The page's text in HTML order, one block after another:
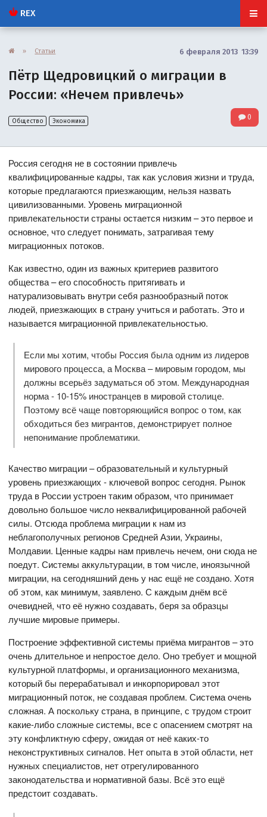
REX
» Статьи 6 февраля 2013 13:39
Пётр Щедровицкий о миграции в
России: «Нечем привлечь»
Общество Экономика 0
Россия сегодня не в состоянии привлечь
квалифицированные кадры, так как условия жизни и труда,
которые предлагаются приезжающим, нельзя назвать
цивилизованными. Уровень миграционной
привлекательности страны остается низким – это первое и
основное, что следует понимать, затрагивая тему
миграционных потоков.
Как известно, один из важных критериев развитого
общества – его способность притягивать и
натурализовывать внутри себя разнообразный поток
людей, приезжающих в страну учиться и работать. Это и
называется миграционной привлекательностью.
Если мы хотим, чтобы Россия была одним из лидеров
мирового процесса, а Москва – мировым городом, мы
должны всерьёз задуматься об этом. Международная
норма - 10-15% иностранцев в мировой столице.
Поэтому всё чаще повторяющийся вопрос о том, как
обходиться без мигрантов, демонстрирует полное
непонимание проблематики.
Качество миграции – образовательный и культурный
уровень приезжающих - ключевой вопрос сегодня. Рынок
труда в России устроен таким образом, что принимает
довольно большое число неквалифицированной рабочей
силы. Отсюда проблема миграции к нам из
неблагополучных регионов Средней Азии, Украины,
Молдавии. Ценные кадры нам привлечь нечем, они сюда не
поедут. Системы аккультурации, в том числе, иноязычной
миграции, на сегодняшний день у нас ещё не создано. Хотя
об этом, как минимум, заявлено. С каждым днём всё
очевидней, что её нужно создавать, беря за образцы
лучшие мировые примеры.
Построение эффективной системы приёма мигрантов – это
очень длительное и непростое дело. Оно требует и мощной
культурной платформы, и организационного механизма,
который бы перерабатывал и инкорпорировал этот
миграционный поток, не создавая проблем. Система очень
сложная. А поскольку страна, в принципе, с трудом строит
какие-либо сложные системы, все с опасением смотрят на
эту конфликтную сферу, ожидая от неё каких-то
неконструктивных сигналов. Нет опыта в этой области, нет
нужных специалистов, нет отрегулированного
законодательства и нормативной базы. Всё это ещё
предстоит создавать.